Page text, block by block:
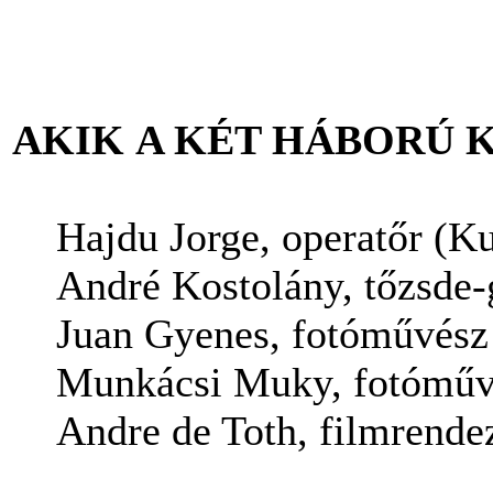
AKIK A KÉT HÁBORÚ
Hajdu Jorge, operatőr
André Kostolány,
Juan Gyenes,
Munkácsi Muky,
Andre de Toth,